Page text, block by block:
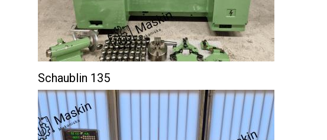
Schaublin 135